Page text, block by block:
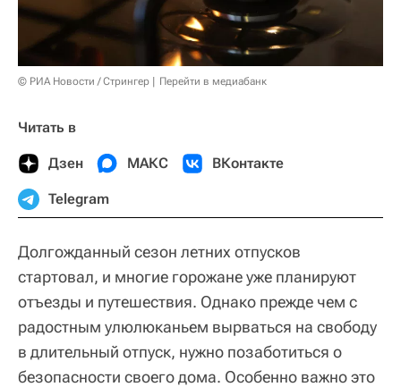
© РИА Новости / Стрингер Перейти в медиабанк
Читать в
Дзен МАКС ВКонтакте
Telegram
Долгожданный сезон летних отпусков
стартовал, и многие горожане уже планируют
отъезды и путешествия. Однако прежде чем с
радостным улюлюканьем вырваться на свободу
в длительный отпуск, нужно позаботиться о
безопасности своего дома. Особенно важно это